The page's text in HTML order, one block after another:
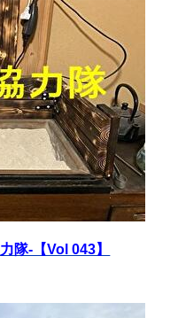
隊‐【Vol 043】